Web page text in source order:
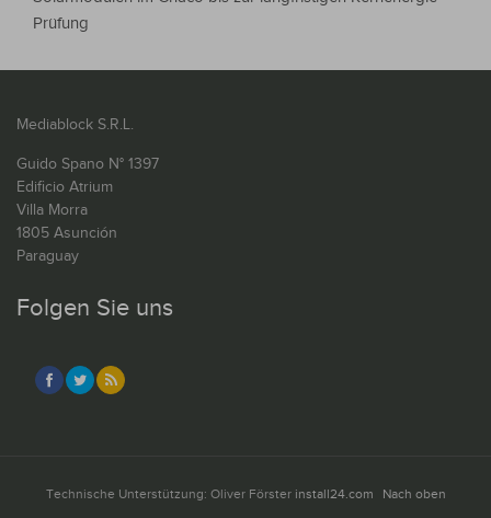
Prüfung
Mediablock S.R.L.
Guido Spano N° 1397
Edificio Atrium
Villa Morra
1805 Asunción
Paraguay
Folgen Sie uns
Technische Unterstützung: Oliver Förster install24.com Nach oben